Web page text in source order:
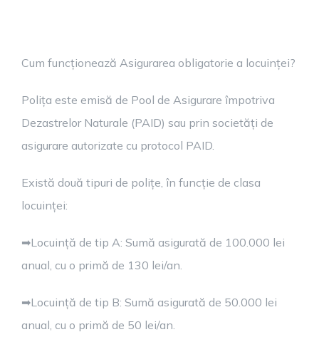
Cum funcționează Asigurarea obligatorie a locuinței?
Polița este emisă de Pool de Asigurare împotriva
Dezastrelor Naturale (PAID) sau prin societăți de
asigurare autorizate cu protocol PAID.
Există două tipuri de polițe, în funcție de clasa
locuinței:
➡Locuință de tip A: Sumă asigurată de 100.000 lei
anual, cu o primă de 130 lei/an.
➡Locuință de tip B: Sumă asigurată de 50.000 lei
anual, cu o primă de 50 lei/an.